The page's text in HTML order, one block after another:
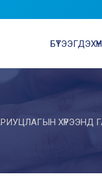
БҮТЭЭГДЭХҮҮН
ХҮРЭЭНД